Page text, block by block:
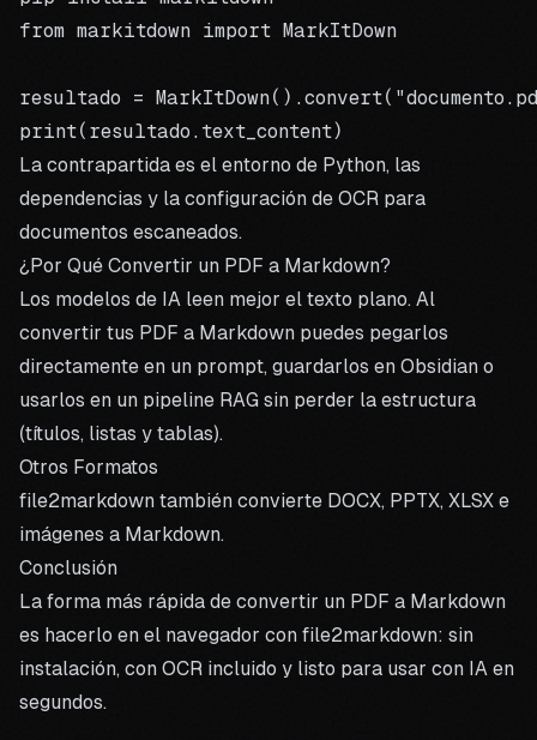
from markitdown import MarkItDown
resultado =
La contrapartida es el entorno de Python, las
dependencias y la configuración de OCR para
documentos escaneados.
¿Por Qué Convertir un PDF a Markdown?
Los modelos de IA leen mejor el texto plano. Al
convertir tus PDF a Markdown puedes pegarlos
directamente en un prompt, guardarlos en Obsidian o
usarlos en un pipeline RAG sin perder la estructura
(títulos, listas y tablas).
Otros Formatos
file2markdown también convierte DOCX, PPTX, XLSX e
imágenes a Markdown.
Conclusión
La forma más rápida de convertir un PDF a Markdown
es hacerlo en el navegador con file2markdown: sin
instalación, con OCR incluido y listo para usar con IA en
segundos.